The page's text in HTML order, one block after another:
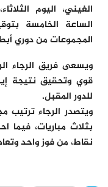
الساعة الخامسة
المجموعات من دوري
ويسعى فريق الرجاء
قوي وتحقيق نتيجة
للدور المقبل.
ويتصدر الرجاء
بثلاث مباريات، فيما
نقاط، من فوز واحد